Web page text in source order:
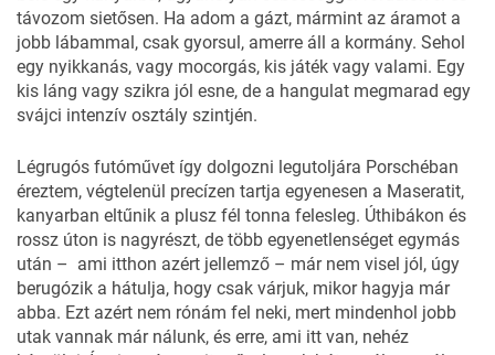
távozom sietősen. Ha adom a gázt, mármint az áramot a
jobb lábammal, csak gyorsul, amerre áll a kormány. Sehol
egy nyikkanás, vagy mocorgás, kis játék vagy valami. Egy
kis láng vagy szikra jól esne, de a hangulat megmarad egy
svájci intenzív osztály szintjén.
Légrugós futóművet így dolgozni legutoljára Porschéban
éreztem, végtelenül precízen tartja egyenesen a Maseratit,
kanyarban eltűnik a plusz fél tonna felesleg. Úthibákon és
rossz úton is nagyrészt, de több egyenetlenséget egymás
után – ami itthon azért jellemző – már nem visel jól, úgy
berugózik a hátulja, hogy csak várjuk, mikor hagyja már
abba. Ezt azért nem rónám fel neki, mert mindenhol jobb
utak vannak már nálunk, és erre, ami itt van, nehéz